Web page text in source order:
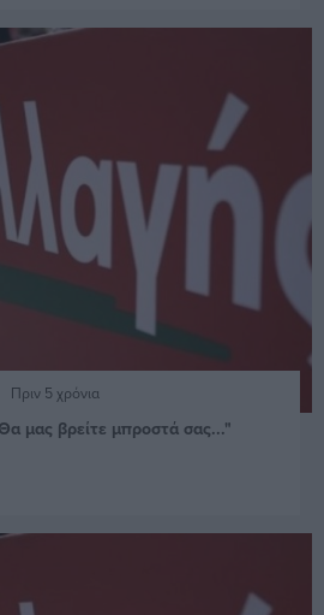
Πριν 5 χρόνια
μας βρείτε μπροστά σας..."